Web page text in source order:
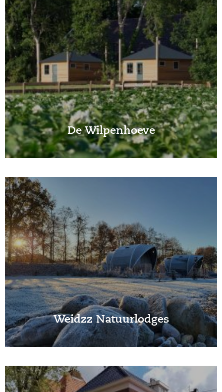
De Wilpenhoeve
Weidzz Natuurlodges